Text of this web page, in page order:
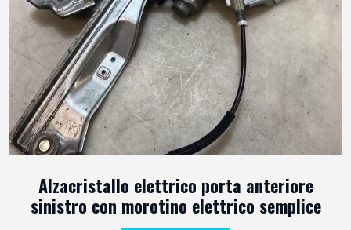
Alzacristallo elettrico porta anteriore
sinistro con morotino elettrico semplice